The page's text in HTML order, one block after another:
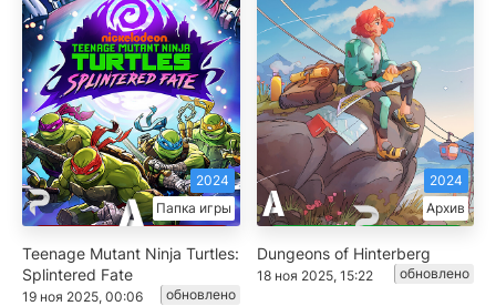
Папка игры
2024
Teenage Mutant Ninja Turtles:
Splintered Fate
19 ноя 2025, 00:06 обновлено
Архив
2024
Dungeons of Hinterberg
18 ноя 2025, 15:22 обновлено